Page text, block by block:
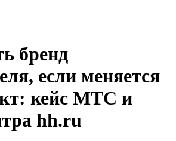
бренд
если меняется
кейс МТС и
hh.ru